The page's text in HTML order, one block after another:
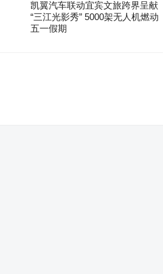
凯翼汽车联动宜宾文旅跨界呈献
“三江光影秀” 5000架无人机燃动
五一假期